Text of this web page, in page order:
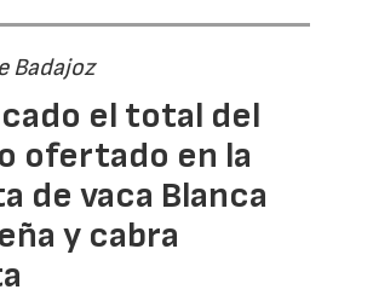
Badajoz
el total del
ofertado en la
de vaca Blanca
y cabra